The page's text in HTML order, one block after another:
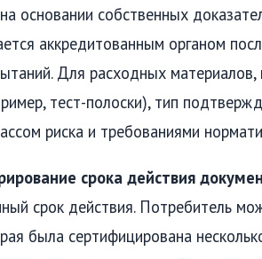
основании собственных
аккредитованным органом
Для расходных материалов,
тест-полоски), тип
риска и требованиями
срока действия
срок действия. Потребитель
была сертифицирована